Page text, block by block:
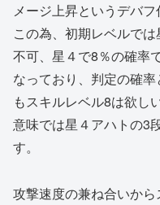
メージ上昇というデバフ
この為、初期レベルで
不可、星４で8％の確率
なっており、判定の確
もスキルレベル8は欲し
意味では星４アハトの3
す。
攻撃速度の兼ね合いか